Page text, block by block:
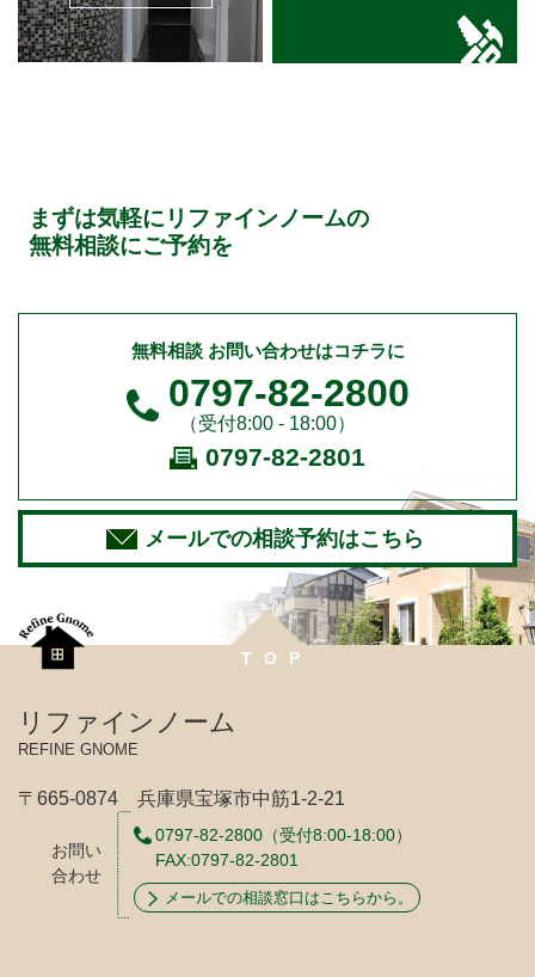
まずは気軽にリファインノームの
無料相談にご予約を
無料相談 お問い合わせはコチラに
0797-82-2800
（受付8:00 - 18:00）
0797-82-2801
メールでの相談予約はこちら
TOP
リファインノーム
REFINE GNOME
〒665-0874 兵庫県宝塚市中筋1-2-21
お問い
合わせ
0797-82-2800 （受付8:00-18:00）
FAX:0797-82-2801
メールでの相談窓口はこちらから。